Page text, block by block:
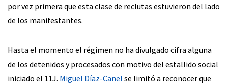
por vez primera que esta clase de reclutas estuvieron del lado
de los manifestantes.
Hasta el momento el régimen no ha divulgado cifra alguna
de los detenidos y procesados con motivo del estallido social
iniciado el 11J. Miguel Díaz-Canel se limitó a reconocer que